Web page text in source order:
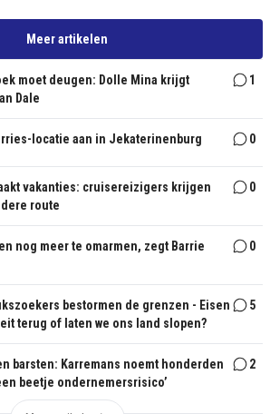
Meer artikelen
moet deugen: Dolle Mina krijgt
Dale
1
locatie aan in Jekaterinenburg 0
vakanties: cruisereizigers krijgen
route
0
nog meer te omarmen, zegt Barrie
0
bestormen de grenzen - Eisen
terug of laten we ons land slopen?
5
barsten: Karremans noemt honderden
beetje ondernemersrisico’
2